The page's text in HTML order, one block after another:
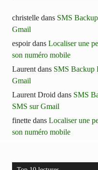
christelle dans SMS
Gmail
espoirdans Localiser une
son numéro mobile
Laurent dans SMS Backup
Gmail
Laurent Droid dans SMS
SMS sur Gmail
finette dans Localiser une
son numéro mobile